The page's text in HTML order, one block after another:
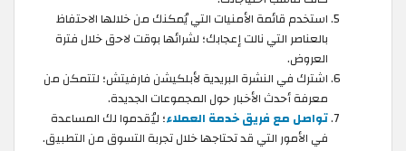
استخدم قائمة الأمنيات التي يُمكنك من خلالها الاحتفاظ
بالعناصر التي نالت إعجابك؛ لشرائها بوقت لاحق خلال فترة
العروض.
اشترك في النشرة البريدية لأبلكيشن فارفيتش؛ لتتمكن من
معرفة أحدث الأخبار حول المجموعات الجديدة.
تواصل مع فريق خدمة العملاء؛ ليُقدموا لك المساعدة
في الأمور التي قد تحتاجها خلال تجربة التسوق من التطبيق.